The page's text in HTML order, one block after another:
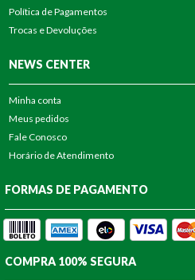
Política de Pagamentos
Trocas e Devoluções
NEWS CENTER
Minha conta
Meus pedidos
Fale Conosco
Horário de Atendimento
FORMAS DE PAGAMENTO
COMPRA 100% SEGURA